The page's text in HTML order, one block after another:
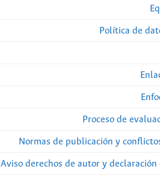
Política de
Proceso de
Normas de publicación y
Aviso derechos de autor y